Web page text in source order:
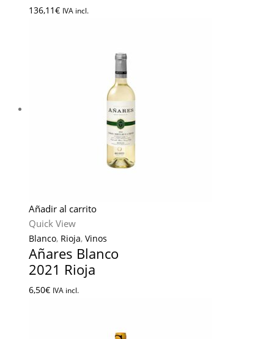
136,11€ IVA incl.
Añadir al carrito
Quick View
Blanco, Rioja, Vinos
Añares Blanco
2021 Rioja
6,50€ IVA incl.